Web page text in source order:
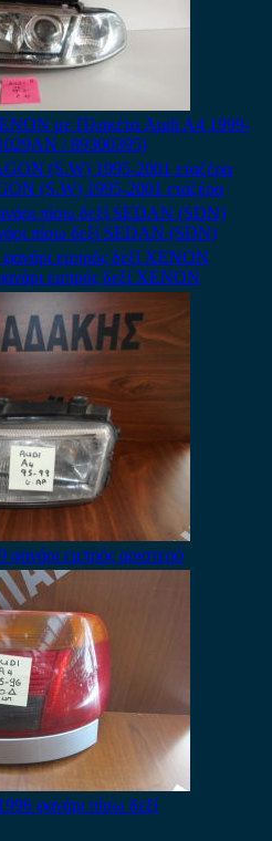
με Πλακέτα Audi A4 1999-
/ 89300395)
(S.W) 1995-2001 εταζέρα
πίσω δεξί SEDAN (SDN)
εμπρός δεξί XENON
εμπρός αριστερό
φανάρι πίσω δεξί